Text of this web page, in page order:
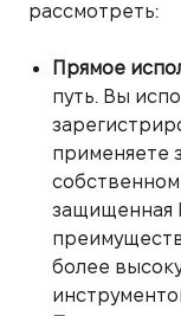
рассмотреть:
Прямое
путь. Вы
применяете
защищенная
более